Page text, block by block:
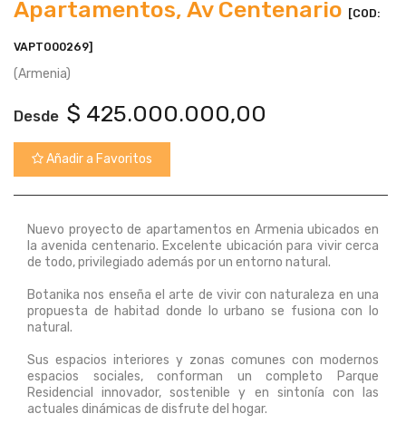
Apartamentos, Av Centenario [COD:
VAPTO00269]
(Armenia)
Desde $ 425.000.000,00
Añadir a Favoritos
Nuevo proyecto de apartamentos en Armenia ubicados en
la avenida centenario. Excelente ubicación para vivir cerca
de todo, privilegiado además por un entorno natural.
Botanika nos enseña el arte de vivir con naturaleza en una
propuesta de habitad donde lo urbano se fusiona con lo
natural.
Sus espacios interiores y zonas comunes con modernos
espacios sociales, conforman un completo Parque
Residencial innovador, sostenible y en sintonía con las
actuales dinámicas de disfrute del hogar.